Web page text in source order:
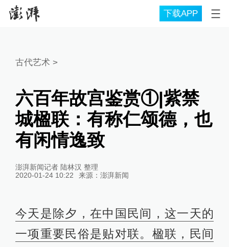
下载APP
古代艺术>
六百年故宫鉴赏①|紫禁
城楹联：有称仁颂德，也
有闲情逸致
澎湃新闻记者 陆林汉 整理
2020-01-24 10:22
来源： 澎湃新闻
今天是除夕，在中国民间，这一天的
一项重要民俗是贴对联。楹联，民间